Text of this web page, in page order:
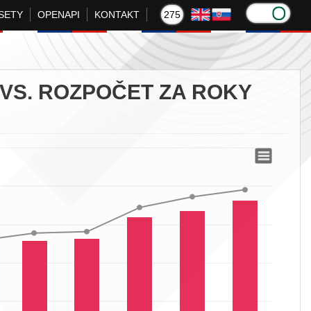
OPENAPI KONTAKT 275
ROZPOČET ZA ROKY